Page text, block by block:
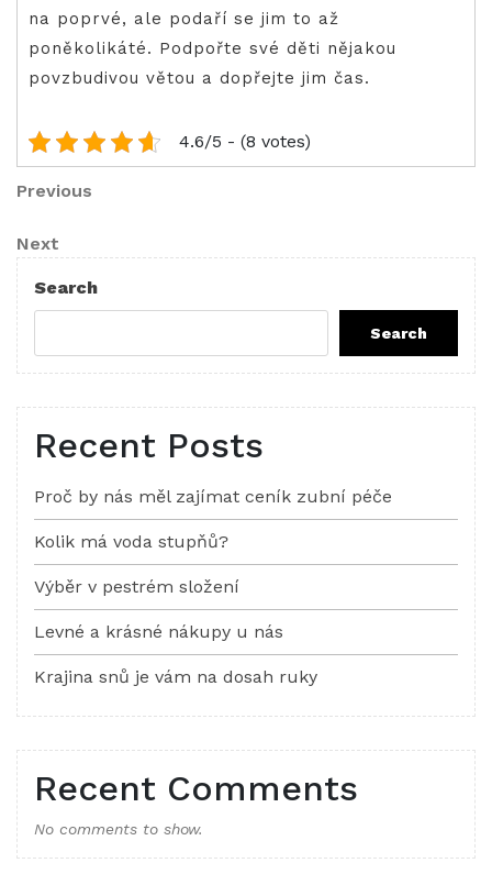
na poprvé, ale podaří se jim to až
poněkolikáté. Podpořte své děti nějakou
povzbudivou větou a dopřejte jim čas.
4.6/5 - (8 votes)
Post
navigation
Previous
Previous
Next
Post
Next
Search
Search
Recent Posts
Proč by nás měl zajímat ceník zubní péče
Kolik má voda stupňů?
Výběr v pestrém složení
Levné a krásné nákupy u nás
Krajina snů je vám na dosah ruky
Recent Comments
No comments to show.